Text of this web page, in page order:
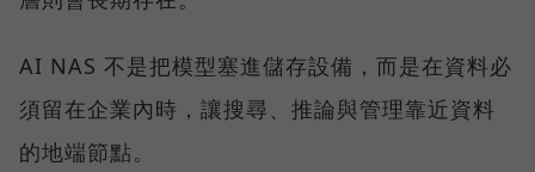
AI NAS 不是把模型塞進儲存設備，而是在資料必
須留在企業內時，讓搜尋、推論與管理靠近資料
的地端節點。